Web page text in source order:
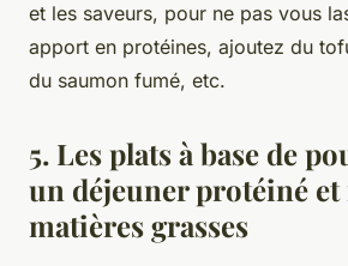
et les saveurs, pour ne pas vous
apport en protéines, ajoutez du
du saumon fumé, etc.
5. Les plats à base de
un déjeuner protéiné et
matières grasses